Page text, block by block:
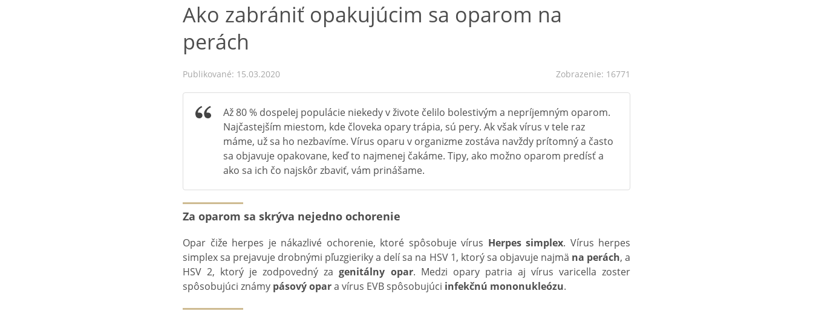
Ako zabrániť opakujúcim sa oparom na
perách
Publikované: 15.03.2020 Zobrazenie: 16771
Až 80 % dospelej populácie niekedy v živote čelilo bolestivým a nepríjemným oparom.
Najčastejším miestom, kde človeka opary trápia, sú pery. Ak však vírus v tele raz
máme, už sa ho nezbavíme. Vírus oparu v organizme zostáva navždy prítomný a často
sa objavuje opakovane, keď to najmenej čakáme. Tipy, ako možno oparom predísť a
ako sa ich čo najskôr zbaviť, vám prinášame.
Za oparom sa skrýva nejedno ochorenie
Opar čiže herpes je nákazlivé ochorenie, ktoré spôsobuje vírus Herpes simplex. Vírus herpes
simplex sa prejavuje drobnými pľuzgieriky a delí sa na HSV 1, ktorý sa objavuje najmä na perách, a
HSV 2, ktorý je zodpovedný zagenitálny opar. Medzi opary patria aj vírus varicella zoster
spôsobujúci známy pásový opara vírus EVB spôsobujúci infekčnú mononukleózu.